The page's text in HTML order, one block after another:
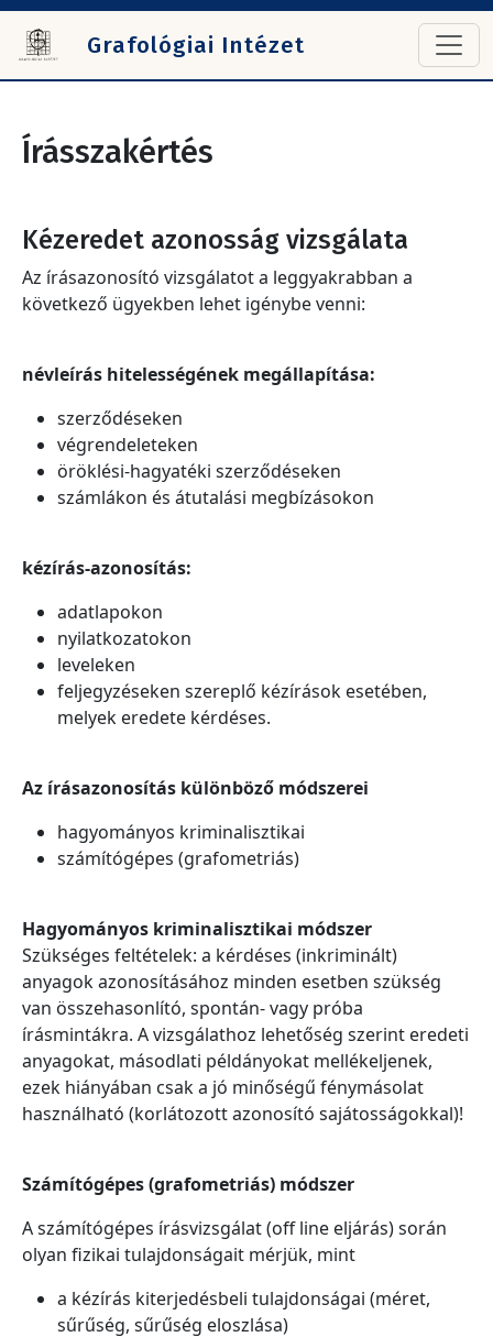
Ugrás a tartalomra
Grafológiai Intézet
Írásszakértés
Kézeredet azonosság vizsgálata
Az írásazonosító vizsgálatot a leggyakrabban a
következő ügyekben lehet igénybe venni:
névleírás hitelességének megállapítása:
szerződéseken
végrendeleteken
öröklési-hagyatéki szerződéseken
számlákon és átutalási megbízásokon
kézírás-azonosítás:
adatlapokon
nyilatkozatokon
leveleken
feljegyzéseken szereplő kézírások esetében,
melyek eredete kérdéses.
Az írásazonosítás különböző módszerei
hagyományos kriminalisztikai
számítógépes (grafometriás)
Hagyományos kriminalisztikai módszer
Szükséges feltételek: a kérdéses (inkriminált)
anyagok azonosításához minden esetben szükség
van összehasonlító, spontán- vagy próba
írásmintákra. A vizsgálathoz lehetőség szerint eredeti
anyagokat, másodlati példányokat mellékeljenek,
ezek hiányában csak a jó minőségű fénymásolat
használható (korlátozott azonosító sajátosságokkal)!
Számítógépes (grafometriás) módszer
A számítógépes írásvizsgálat (off line eljárás) során
olyan fizikai tulajdonságait mérjük, mint
a kézírás kiterjedésbeli tulajdonságai (méret,
sűrűség, sűrűség eloszlása)